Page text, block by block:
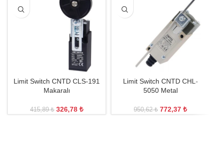
Limit Switch CNTD CLS-191
Makaralı
415,89₺ 326,78 ₺
Limit Switch CNTD CHL-
5050 Metal
950,62₺ 772,37 ₺